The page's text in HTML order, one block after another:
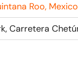
Roo, Mexico